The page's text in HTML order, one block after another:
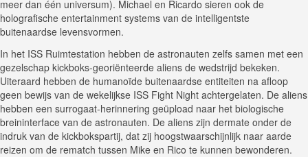
meer dan één universum). Michael en Ricardo sieren ook de
holografische entertainment systems van de intelligentste
buitenaardse levensvormen.
In het ISS Ruimtestation hebben de astronauten zelfs samen met een
gezelschap kickboks-georiënteerde aliens de wedstrijd bekeken.
Uiteraard hebben de humanoïde buitenaardse entiteiten na afloop
geen bewijs van de wekelijkse ISS Fight Night achtergelaten. De aliens
hebben een surrogaat-herinnering geüpload naar het biologische
breininterface van de astronauten. De aliens zijn dermate onder de
indruk van de kickbokspartij, dat zij hoogstwaarschijnlijk naar aarde
reizen om de rematch tussen Mike en Rico te kunnen bewonderen.